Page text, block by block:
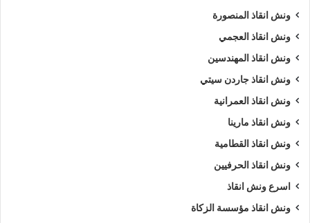
ونش انقاذ المنصورة
ونش انقاذ العجمي
ونش انقاذ المهندسين
ونش انقاذ جاردن سيتي
ونش انقاذ العمرانية
ونش انقاذ مارينا
ونش انقاذ القطامية
ونش انقاذ الحرفيين
اسرع ونش انقاذ
ونش انقاذ مؤسسة الزكاة